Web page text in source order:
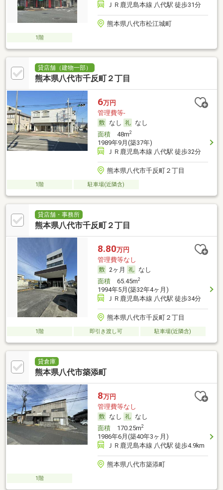
ＪＲ鹿児島本線 八代駅 徒歩31分
熊本県八代市松江城町
1階
貸店舗（建物一部）
熊本県八代市千反町２丁目
6万円
管理費等-
なし
なし
面積48m2
1989年9月(築37年)
ＪＲ鹿児島本線 八代駅 徒歩32分
熊本県八代市千反町２丁目
1階 駐車場(近隣含)
貸店舗・事務所
熊本県八代市千反町２丁目
8.80万円
管理費等なし
2ヶ月
なし
面積65.45m2
1994年5月(築32年4ヶ月)
ＪＲ鹿児島本線 八代駅 徒歩34分
熊本県八代市千反町２丁目
1階 即引き渡し可 駐車場(近隣含)
貸倉庫
熊本県八代市築添町
8万円
管理費等なし
なし
なし
面積170.25m2
1986年6月(築40年3ヶ月)
ＪＲ鹿児島本線 八代駅 徒歩4.9km
熊本県八代市築添町
1階